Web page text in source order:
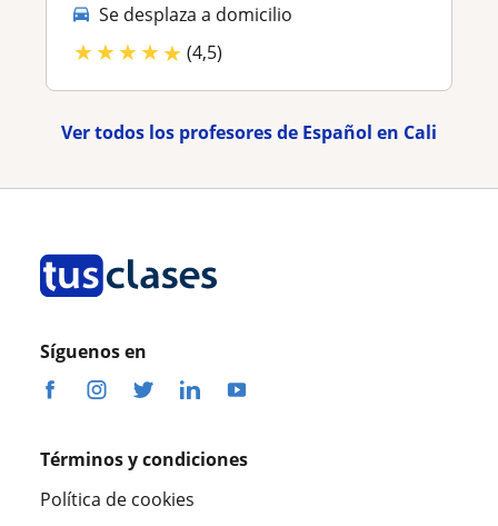
Se desplaza a domicilio
★★★★★ (4,5)
Ver todos los profesores de Español en Cali
Síguenos en
Términos y condiciones
Política de cookies